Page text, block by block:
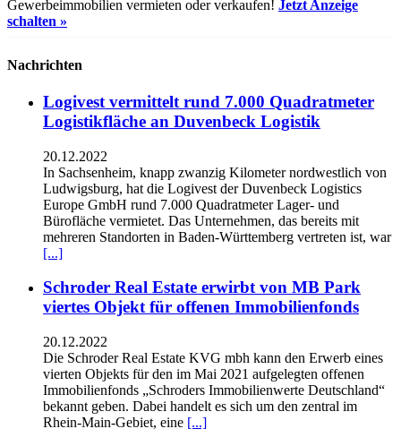
Gewerbeimmobilien vermieten oder verkaufen! Jetzt Anzeige
schalten »
Nachrichten
Logivest vermittelt rund 7.000 Quadratmeter
Logistikfläche an Duvenbeck Logistik
20.12.2022
In Sachsenheim, knapp zwanzig Kilometer nordwestlich von
Ludwigsburg, hat die Logivest der Duvenbeck Logistics
Europe GmbH rund 7.000 Quadratmeter Lager- und
Bürofläche vermietet. Das Unternehmen, das bereits mit
mehreren Standorten in Baden-Württemberg vertreten ist, war
[...]
Schroder Real Estate erwirbt von MB Park
viertes Objekt für offenen Immobilienfonds
20.12.2022
Die Schroder Real Estate KVG mbh kann den Erwerb eines
vierten Objekts für den im Mai 2021 aufgelegten offenen
Immobilienfonds „Schroders Immobilienwerte Deutschland“
bekannt geben. Dabei handelt es sich um den zentral im
Rhein-Main-Gebiet, eine [...]